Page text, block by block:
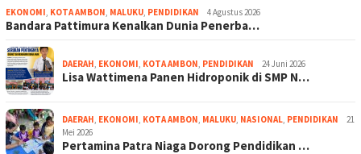
EKONOMI KOTA AMBON MALUKU PENDIDIKAN 4 Agustus 2026
Bandara Pattimura Kenalkan Dunia Penerba…
DAERAH EKONOMI KOTA AMBON PENDIDIKAN 24 Juni 2026
Lisa Wattimena Panen Hidroponik di SMP N…
DAERAH EKONOMI KOTA AMBON MALUKU NASIONAL PENDIDIKAN
21
Mei 2026
Pertamina Patra Niaga Dorong Pendidikan …